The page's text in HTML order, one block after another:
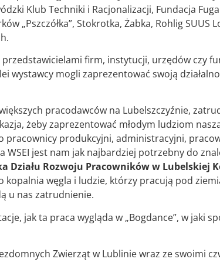
Klub Techniki i Racjonalizacji, Fundacja
„Pszczółka”, Stokrotka, Żabka, Rohlig SUUS
przedstawicielami firm, instytucji, urzędów czy
wystawcy mogli zaprezentować swoją
pracodawców na Lubelszczyźnie,
żeby zaprezentować młodym ludziom
produkcyjni, administracyjni,
WSEI jest nam jak najbardziej potrzebny do
Działu Rozwoju Pracowników w Lubelskiej
kopalnia węgla i ludzie, którzy pracują pod
u nas zatrudnienie.
jak ta praca wygląda w „Bogdance”, w jaki
Zwierząt w Lublinie wraz ze swoimi